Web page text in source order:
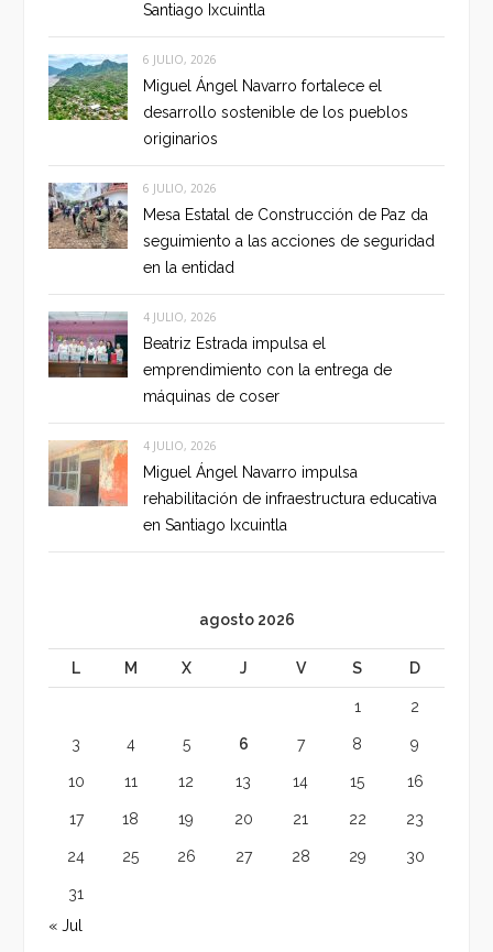
Santiago Ixcuintla
6 JULIO, 2026
Miguel Ángel Navarro fortalece el
desarrollo sostenible de los pueblos
originarios
6 JULIO, 2026
Mesa Estatal de Construcción de Paz da
seguimiento a las acciones de seguridad
en la entidad
4 JULIO, 2026
Beatriz Estrada impulsa el
emprendimiento con la entrega de
máquinas de coser
4 JULIO, 2026
Miguel Ángel Navarro impulsa
rehabilitación de infraestructura educativa
en Santiago Ixcuintla
agosto 2026
L M X J V S D
1 2
3 4 5 6 7 8 9
10 11 12 13 14 15 16
17 18 19 20 21 22 23
24 25 26 27 28 29 30
31
« Jul